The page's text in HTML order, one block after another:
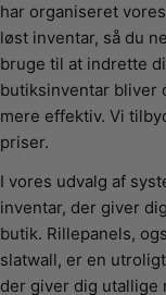
har organiseret
løst inventar, så du
bruge til at indrette
butiksinventar bliver
mere effektiv. Vi
priser.
I vores udvalg af
inventar, der giver
butik. Rillepanels,
slatwall, er en
der giver dig utallige